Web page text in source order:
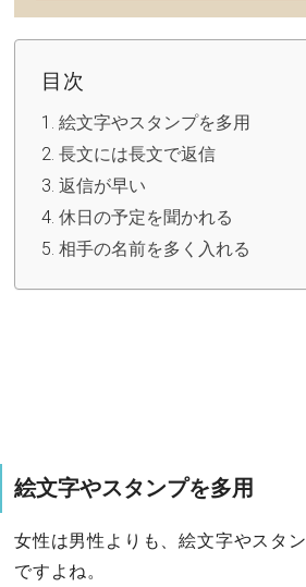
目次
絵文字やスタンプを多用
長文には長文で返信
返信が早い
休日の予定を聞かれる
相手の名前を多く入れる
絵文字やスタンプを多用
女性は男性よりも、絵文字やスタ
ですよね。